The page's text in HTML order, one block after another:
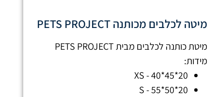
מיטה לכלבים מכותנה PETS PROJECT
מיטת כותנה לכלבים מבית PETS PROJECT
מידות:
XS - 40*45*20
S - 55*50*20